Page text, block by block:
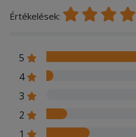
Értékelések:
5
4
3
2
1